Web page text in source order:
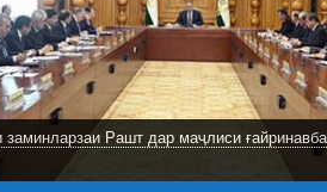
заминларзаи Рашт дар маҷлиси